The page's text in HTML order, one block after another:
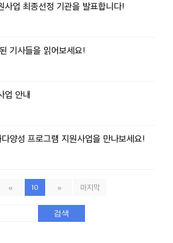
사업 최종선정 기관을 발표합니다!
기사들을 읽어보세요!
업 안내
양성 프로그램 지원사업을 만나보세요!
« 10 » 마지막
검색